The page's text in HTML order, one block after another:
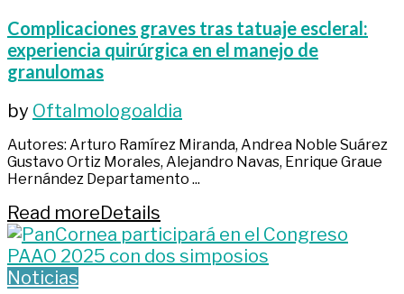
Complicaciones graves tras tatuaje escleral:
experiencia quirúrgica en el manejo de
granulomas
by Oftalmologoaldia
Autores: Arturo Ramírez Miranda, Andrea Noble Suárez
Gustavo Ortiz Morales, Alejandro Navas, Enrique Graue
Hernández Departamento ...
Read moreDetails
Noticias